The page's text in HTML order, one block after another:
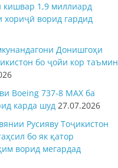
кишвар 1,9 миллиард
хориҷӣ ворид гардид
Донишгоҳи
бо ҷойи кор таъмин
Boeing 737-8 MAX ба
карда шуд 27.07.2026
Русияву Тоҷикистон
бо як қатор
ворид мегардад